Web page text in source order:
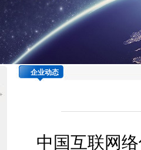
企业动态
中国互联网络